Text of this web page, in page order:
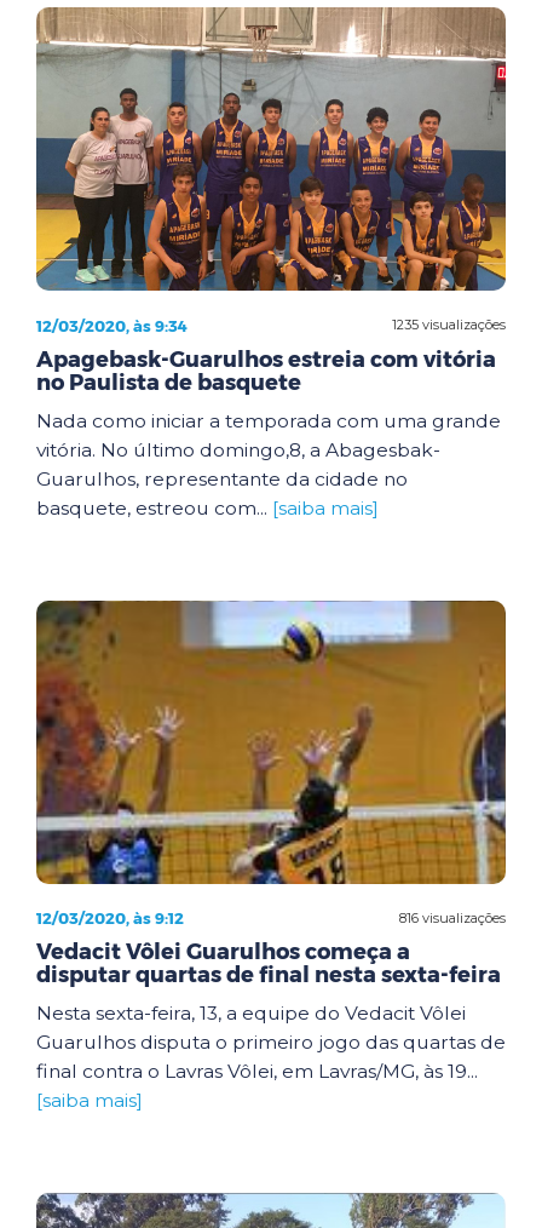
1235 visualizações
12/03/2020, às 9:34
Apagebask-Guarulhos estreia com vitória
no Paulista de basquete
Nada como iniciar a temporada com uma grande
vitória. No último domingo,8, a Abagesbak-
Guarulhos, representante da cidade no
basquete, estreou com... [saiba mais]
816 visualizações
12/03/2020, às 9:12
Vedacit Vôlei Guarulhos começa a
disputar quartas de final nesta sexta-feira
Nesta sexta-feira, 13, a equipe do Vedacit Vôlei
Guarulhos disputa o primeiro jogo das quartas de
final contra o Lavras Vôlei, em Lavras/MG, às 19...
[saiba mais]